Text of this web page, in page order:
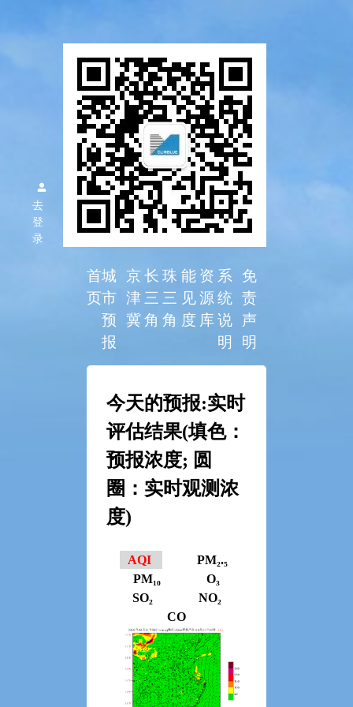
区域空气
质量预报
系统
去
登
录
首
页
城
市
预
报
京
津
冀
长
三
角
珠
三
角
能
见
度
资
源
库
系
统
说
明
免
责
声
明
今天的预报:实时
评估结果(填色：
预报浓度; 圆
圈：实时观测浓
度)
AQI
PM₂.₅
PM₁₀
O₃
SO₂
NO₂
CO